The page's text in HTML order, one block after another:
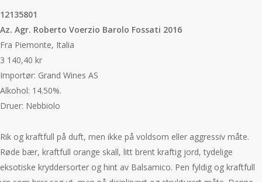
12135801
Az. Agr. Roberto Voerzio Barolo Fossati 2016
Fra Piemonte, Italia
3 140,40 kr
Importør: Grand Wines AS
Alkohol: 14.50%.
Druer: Nebbiolo
Rik og kraftfull på duft, men ikke på voldsom eller aggressiv måte.
Røde bær, kraftfull orange skall, litt brent kraftig jord, tydelige
eksotiske kryddersorter og hint av Balsamico. Pen fyldig og kraftfull